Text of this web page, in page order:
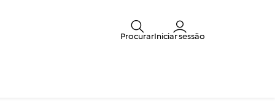
ProcurarIniciar sessão